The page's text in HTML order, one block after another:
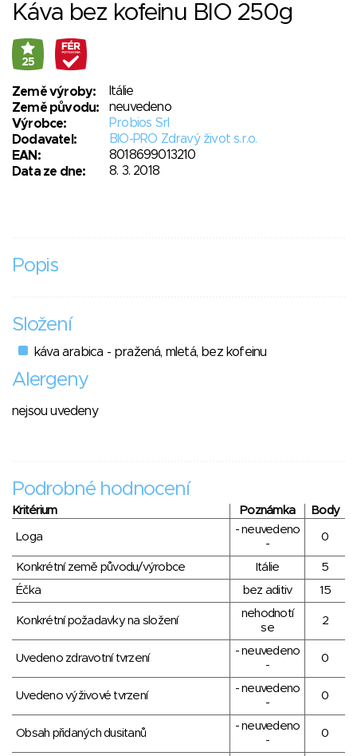
Káva bez kofeinu BIO 250g
25
Země výroby:
Itálie
Země původu:
neuvedeno
Výrobce:
Probios Srl
Dodavatel:
BIO-PRO Zdravý život s.r.o.
EAN:
8018699013210
Data ze dne:
8. 3. 2018
Popis
Složení
káva arabica - pražená, mletá, bez kofeinu
Alergeny
nejsou uvedeny
Podrobné hodnocení
Kritérium Poznámka Body
Loga
- neuvedeno
-
0
Konkrétní země původu/výrobce Itálie
5
Éčka
bez aditiv 15
Konkrétní požadavky na složení
nehodnotí
se
2
Uvedeno zdravotní tvrzení
- neuvedeno
-
0
Uvedeno výživové tvrzení
- neuvedeno
-
0
Obsah přidaných dusitanů
- neuvedeno
-
0